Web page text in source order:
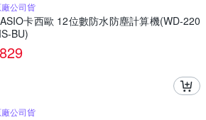
廠公司貨
卡西歐 12位數防水防塵計算機(WD-220
BU)
829
廠公司貨